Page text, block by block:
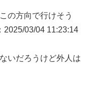
の方向で行けそう
2025/03/04 11:23:14
いだろうけど外人は